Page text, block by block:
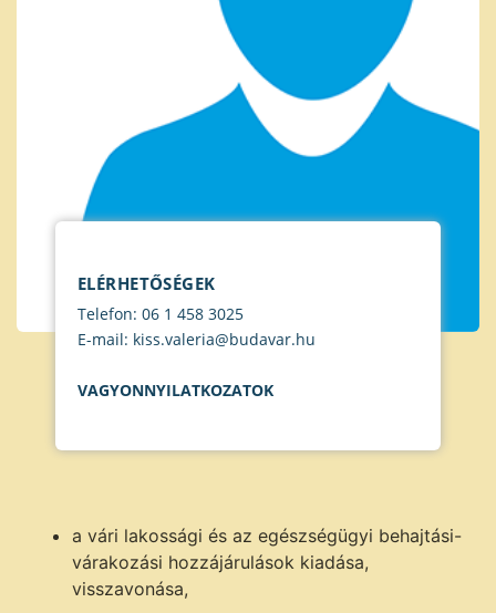
ELÉRHETŐSÉGEK
Telefon: 06 1 458 3025
E-mail: kiss.valeria@budavar.hu
VAGYONNYILATKOZATOK
a vári lakossági és az egészségügyi behajtási-
várakozási hozzájárulások kiadása,
visszavonása,